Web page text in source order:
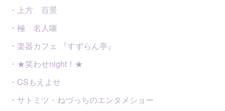
・上方 百景
・極 名人噺
・楽器カフェ 『すずらん亭』
・★笑わせnight！★
・CSもえよせ
・サトミツ・ねづっちのエンタメショー